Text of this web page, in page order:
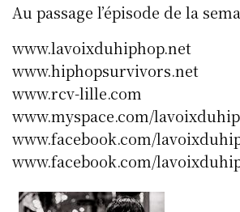
Au passage l’épisode de la
www.lavoixduhiphop.net
www.hiphopsurvivors.net
www.rcv-lille.com
www.myspace.com/
www.facebook.com/
www.facebook.com/